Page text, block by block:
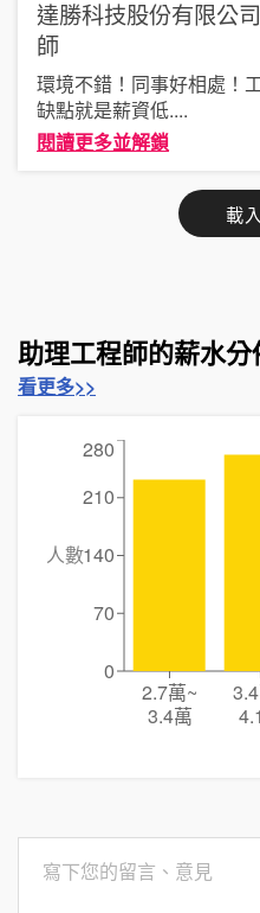
達勝科技股份有限公
師
環境不錯！同事好相處！
缺點就是薪資低....
閱讀更多並解鎖
載
助理工程師的薪水分
看更多>>
2.7萬~
3.4萬
0
70
140
210
280
人數